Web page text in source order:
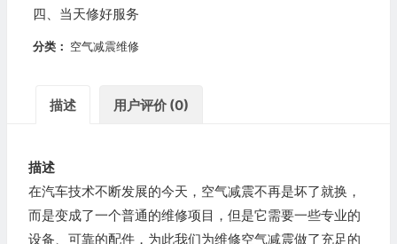
四、当天修好服务
分类： 空气减震维修
描述 用户评价 (0)
描述
在汽车技术不断发展的今天，空气减震不再是坏了就换，
而是变成了一个普通的维修项目，但是它需要一些专业的
设备、可靠的配件，为此我们为维修空气减震做了充足的